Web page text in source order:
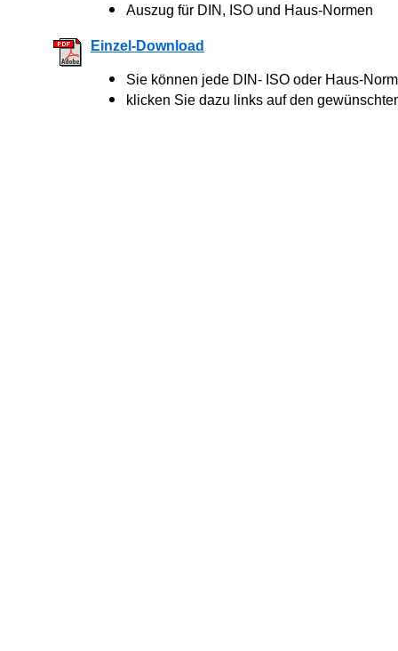
Auszug für DIN, ISO und Haus-Normen
Einzel-Download
Sie können jede DIN- ISO oder Haus-
klicken Sie dazu links auf den